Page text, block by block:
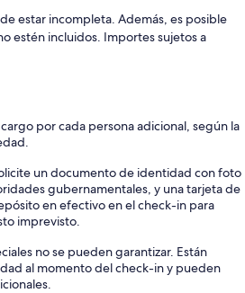
estar incompleta. Además, es posible
estén incluidos. Importes sujetos a
por cada persona adicional, según la
un documento de identidad con foto
gubernamentales, y una tarjeta de
en efectivo en el check-in para
imprevisto.
no se pueden garantizar. Están
al momento del check-in y pueden